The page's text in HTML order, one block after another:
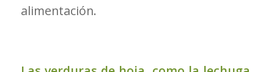
alimentación.